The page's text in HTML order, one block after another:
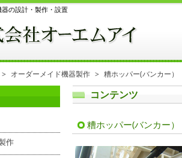
の設計・製作・設置
オーダーメイド機器製作 糟ホッパー(バンカー）
コンテンツ
糟ホッパー(バンカー）
作